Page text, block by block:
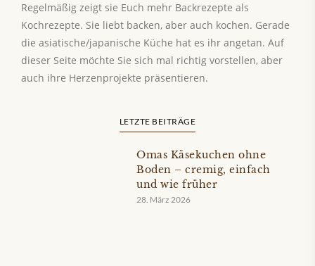
Regelmäßig zeigt sie Euch mehr Backrezepte als
Kochrezepte. Sie liebt backen, aber auch kochen. Gerade
die asiatische/japanische Küche hat es ihr angetan. Auf
dieser Seite möchte Sie sich mal richtig vorstellen, aber
auch ihre Herzenprojekte präsentieren.
LETZTE BEITRÄGE
Omas Käsekuchen ohne
Boden – cremig, einfach
und wie früher
28. März 2026